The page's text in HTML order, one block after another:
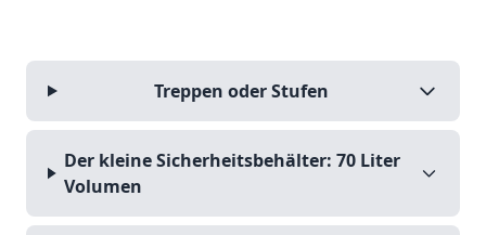
Treppen oder Stufen
Der kleine Sicherheitsbehälter: 70 Liter
Volumen